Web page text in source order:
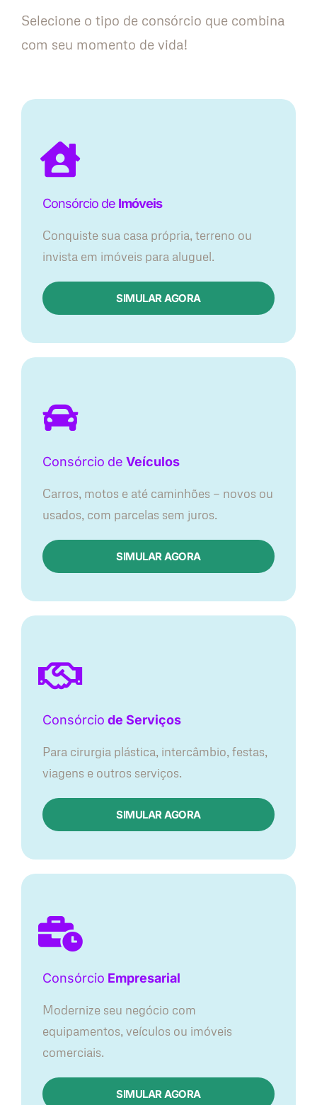
Selecione o tipo de consórcio que combina
com seu momento de vida!
Consórcio de Imóveis
Conquiste sua casa própria, terreno ou
invista em imóveis para aluguel.
SIMULAR AGORA​
Consórcio de Veículos
Carros, motos e até caminhões — novos ou
usados, com parcelas sem juros.
SIMULAR AGORA
Consórcio de Serviços
Para cirurgia plástica, intercâmbio, festas,
viagens e outros serviços.
SIMULAR AGORA
Consórcio Empresarial
Modernize seu negócio com
equipamentos, veículos ou imóveis
comerciais.
SIMULAR AGORA